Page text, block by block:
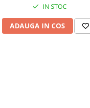
IN STOC
ADAUGA IN COS